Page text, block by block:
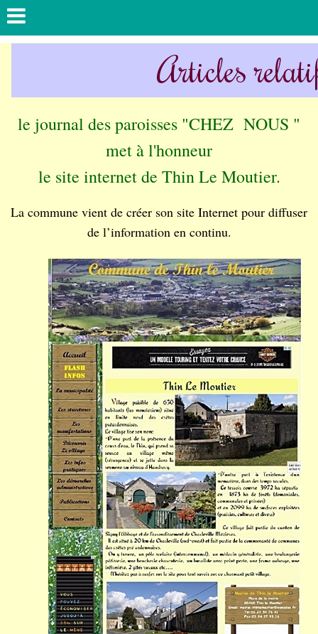
Articles
le journal des paroisses "CHEZ NOUS "
met à l'honneur
le site internet de Thin Le Moutier.
La commune vient de créer son site Internet pour diffuser
de l’information en continu.